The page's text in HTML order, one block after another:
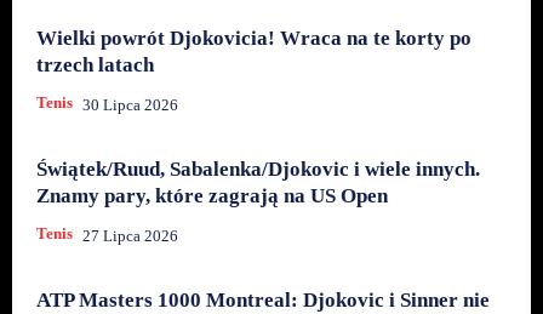
Wielki powrót Djokovicia! Wraca na te korty po
trzech latach
Tenis 30 Lipca 2026
Świątek/Ruud, Sabalenka/Djokovic i wiele innych.
Znamy pary, które zagrają na US Open
Tenis 27 Lipca 2026
ATP Masters 1000 Montreal: Djokovic i Sinner nie